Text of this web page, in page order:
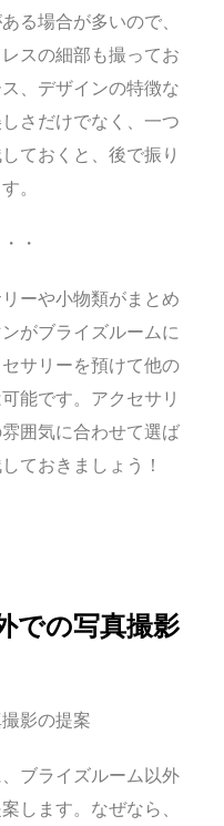
る場合が多いので、
スの細部も撮ってお
、デザインの特徴な
さだけでなく、一つ
ておくと、後で振り
。
・
ーや小物類がまとめ
がブライズルームに
サリーを預けて他の
能です。アクセサリ
囲気に合わせて選ば
ておきましょう！
での写真撮影
影の提案
ブライズルーム以外
します。なぜなら、